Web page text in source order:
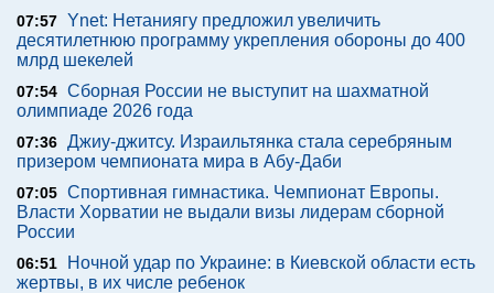
07:57 Ynet: Нетаниягу предложил увеличить
десятилетнюю программу укрепления обороны до 400
млрд шекелей
07:54 Сборная России не выступит на шахматной
олимпиаде 2026 года
07:36 Джиу-джитсу. Израильтянка стала серебряным
призером чемпионата мира в Абу-Даби
07:05 Спортивная гимнастика. Чемпионат Европы.
Власти Хорватии не выдали визы лидерам сборной
России
06:51
Ночной удар по Украине: в Киевской области есть
жертвы, в их числе ребенок